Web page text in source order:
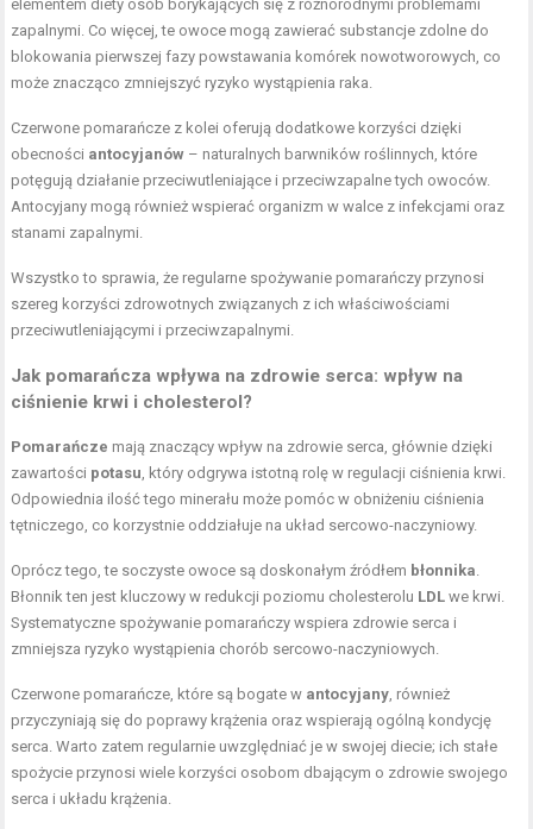
elementem diety osób borykających się z różnorodnymi problemami
zapalnymi. Co więcej, te owoce mogą zawierać substancje zdolne do
blokowania pierwszej fazy powstawania komórek nowotworowych, co
może znacząco zmniejszyć ryzyko wystąpienia raka.
Czerwone pomarańcze z kolei oferują dodatkowe korzyści dzięki
obecności antocyjanów – naturalnych barwników roślinnych, które
potęgują działanie przeciwutleniające i przeciwzapalne tych owoców.
Antocyjany mogą również wspierać organizm w walce z infekcjami oraz
stanami zapalnymi.
Wszystko to sprawia, że regularne spożywanie pomarańczy przynosi
szereg korzyści zdrowotnych związanych z ich właściwościami
przeciwutleniającymi i przeciwzapalnymi.
Jak pomarańcza wpływa na zdrowie serca: wpływ na
ciśnienie krwi i cholesterol?
Pomarańcze mają znaczący wpływ na zdrowie serca, głównie dzięki
zawartości potasu, który odgrywa istotną rolę w regulacji ciśnienia krwi.
Odpowiednia ilość tego minerału może pomóc w obniżeniu ciśnienia
tętniczego, co korzystnie oddziałuje na układ sercowo-naczyniowy.
Oprócz tego, te soczyste owoce są doskonałym źródłem błonnika.
Błonnik ten jest kluczowy w redukcji poziomu cholesterolu LDL we krwi.
Systematyczne spożywanie pomarańczy wspiera zdrowie serca i
zmniejsza ryzyko wystąpienia chorób sercowo-naczyniowych.
Czerwone pomarańcze, które są bogate w antocyjany, również
przyczyniają się do poprawy krążenia oraz wspierają ogólną kondycję
serca. Warto zatem regularnie uwzględniać je w swojej diecie; ich stałe
spożycie przynosi wiele korzyści osobom dbającym o zdrowie swojego
serca i układu krążenia.